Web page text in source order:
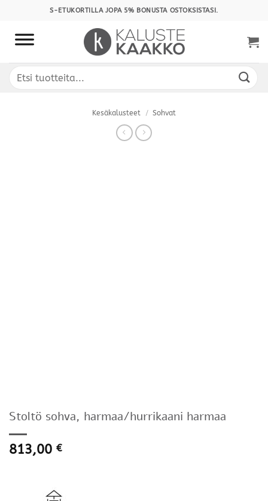
content
S-ETUKORTILLA JOPA 5% BONUSTA OSTOKSISTASI.
Etsi:
Kesäkalusteet / Sohvat
Stoltö sohva, harmaa/hurrikaani harmaa
813,00 €